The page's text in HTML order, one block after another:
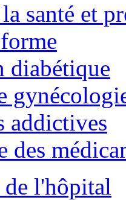
santé et
diabétique
addictives
des
de l'hôpital